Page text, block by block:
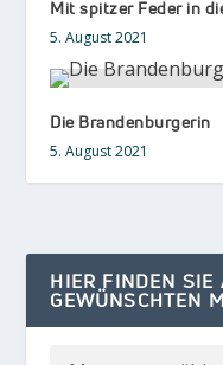
Mit spitzer Feder in
5. August 2021
Die Brandenburgerin
5. August 2021
HIER FINDEN SIE
GEWÜNSCHTEN